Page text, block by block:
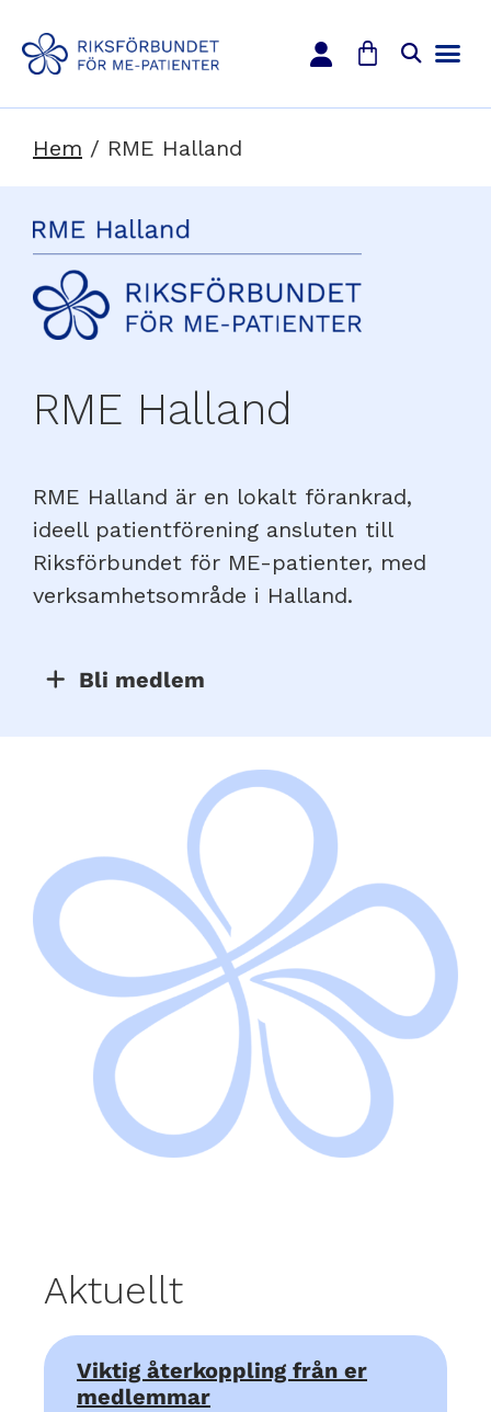
Hem / RME Halland
RME Halland
RME Halland är en lokalt förankrad,
ideell patientförening ansluten till
Riksförbundet för ME-patienter, med
verksamhetsområde i Halland.
Bli medlem
Aktuellt
Viktig återkoppling från er
medlemmar